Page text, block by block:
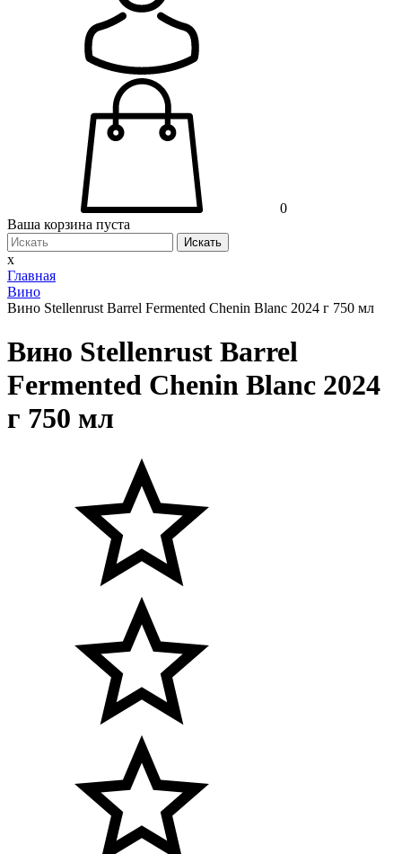
0
Ваша корзина пуста
Искать
x
Главная
Вино
Вино Stellenrust Barrel Fermented Chenin Blanc 2024 г 750 мл
Вино Stellenrust Barrel
Fermented Chenin Blanc 2024
г 750 мл